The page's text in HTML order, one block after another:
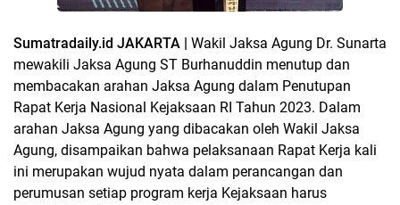
Sumatradaily.id JAKARTA | Wakil Jaksa Agung Dr. Sunarta
mewakili Jaksa Agung ST Burhanuddin menutup dan
membacakan arahan Jaksa Agung dalam Penutupan
Rapat Kerja Nasional Kejaksaan RI Tahun 2023. Dalam
arahan Jaksa Agung yang dibacakan oleh Wakil Jaksa
Agung, disampaikan bahwa pelaksanaan Rapat Kerja kali
ini merupakan wujud nyata dalam perancangan dan
perumusan setiap program kerja Kejaksaan harus